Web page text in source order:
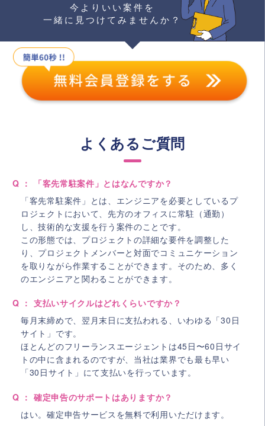
今よりいい案件を
一緒に見つけてみませんか？
よくあるご質問
Q ： 「客先常駐案件」とはなんですか？
「客先常駐案件」とは、エンジニアを必要としているプ
ロジェクトにおいて、先方のオフィスに常駐（通勤）
し、技術的な支援を行う案件のことです。
この形態では、プロジェクトの詳細な要件を調整した
り、プロジェクトメンバーと対面でコミュニケーション
を取りながら作業することができます。そのため、多く
のエンジニアと関わることができます。
Q ： 支払いサイクルはどれくらいですか？
毎月末締めで、翌月末日に支払われる、いわゆる「30日
サイト」です。
ほとんどのフリーランスエージェントは45日〜60日サイ
トの中に含まれるのですが、当社は業界でも最も早い
「30日サイト」にて支払いを行っています。
Q ： 確定申告のサポートはありますか？
はい。確定申告サービスを無料で利用いただけます。